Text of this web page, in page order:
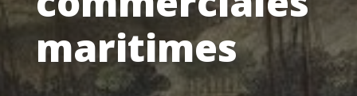
maritimes